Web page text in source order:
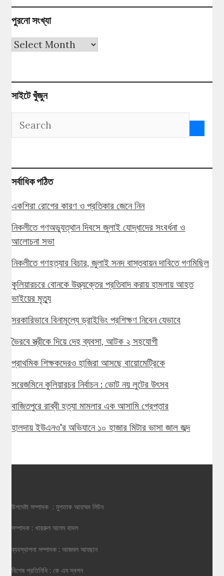
পুরনো সংখ্যা
পুরনো
সাইটে খুঁজুন
সর্বাধিক পঠিত
একশিরা রোগের কারণ ও প্রতিকার জেনে নিন
নিকলীতে গণঅভ্যুত্থান দিবসে জুলাই যোদ্ধাদের সংবর্ধনা ও
আলোচনা সভা
নিকলীতে গণহত্যার বিচার, জুলাই সনদ বাস্তবায়ন দাবিতে গণমিছিল
কুলিয়ারচরে বোনকে উত্ত্যক্তের প্রতিবাদ করায় হামলায় আহত
ভাইয়ের মৃত্যু
সরকারিভাবে বিনামূল্যে ড্রাইভিং প্রশিক্ষণ নিবেন যেভাবে
ভৈরবে স্ত্রীকে দিয়ে দেহ ব্যবসা, আটক ২ সহযোগী
প্রাথমিক শিক্ষকদেরও হাজিরা আসছে বায়োমেট্রিকে
সরেজমিনে কুলিয়ারচর নির্বাচন : ভোট নয় লুটের উৎসব
বাজিতপুরে রাব্বী হত্যা মামলার এক আসামি গ্রেপ্তার
হালদায় ইউএনও'র অভিযানে ১০ হাজার মিটার ভাসা জাল জব্দ
উপদেষ্টা সম্পাদক : মুশতাক আহম্মদ লিটন
সম্পাদক : খায়রুল আলম বাদল
ব্যবস্থাপনা সম্পাদক : আজমল আহছান
বিশেষ প্রতিনিধি : কে এম স্বপন